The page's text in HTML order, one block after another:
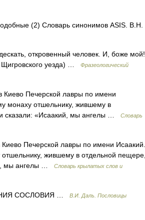
(2) Словарь синонимов ASIS. В.Н.
откровенный человек. И, боже мой!
Щигровского уезда) …
Фразеологический
Киево Печерской лавры по имени
монаху отшельнику, жившему в
сказали: «Исаакий, мы ангелы …
Словарь
Печерской лавры по имени Исаакий.
жившему в отдельной пещере,
мы ангелы …
Словарь крылатых слов и
СОСЛОВИЯ …
В.И. Даль. Пословицы